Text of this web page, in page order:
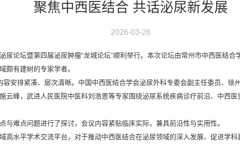
聚焦中西医结合 共话泌尿新发展
2026-03-26
尿论坛暨第四届泌尿肿瘤“龙城论坛”顺利举行。本次论坛由常州市中西医结
颇有建树的专家学者。
安排紧凑、层次清晰。中国中西医结合学会泌尿外科专委会副主任委员、徐
云峰，武进人民医院中医科刘浩恩等专家围绕泌尿系统疾病诊疗前沿、中西
与难点问题进行了探讨，会议内容紧贴临床实际，兼具前沿性与实用性。
高水平学术交流平台，对于推动中西医结合在泌尿领域的深入发展、促进学科